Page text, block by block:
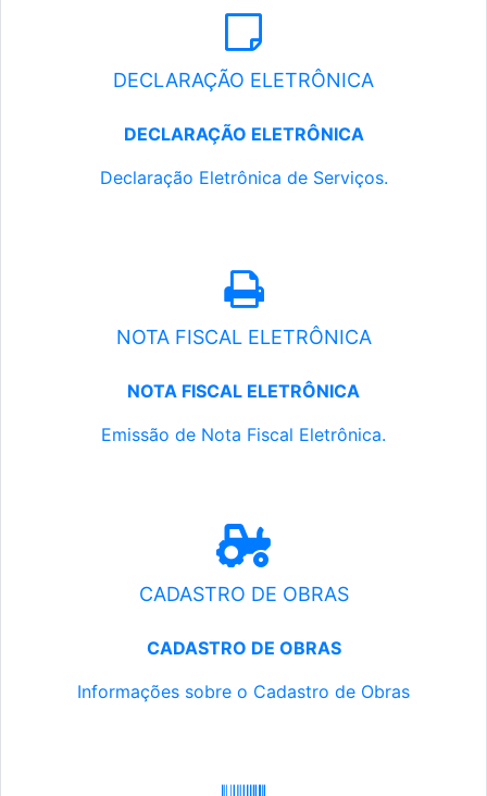
DECLARAÇÃO ELETRÔNICA
DECLARAÇÃO ELETRÔNICA
Declaração Eletrônica de Serviços.
NOTA FISCAL ELETRÔNICA
NOTA FISCAL ELETRÔNICA
Emissão de Nota Fiscal Eletrônica.
CADASTRO DE OBRAS
CADASTRO DE OBRAS
Informações sobre o Cadastro de Obras